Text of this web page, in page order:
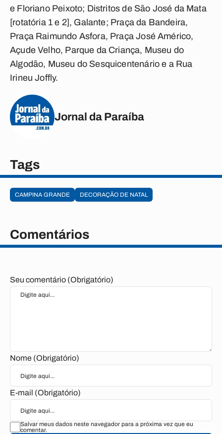
e Floriano Peixoto; Distritos de São José da Mata
[rotatória 1 e 2], Galante; Praça da Bandeira,
Praça Raimundo Asfora, Praça José Américo,
Açude Velho, Parque da Criança, Museu do
Algodão, Museu do Sesquicentenário e a Rua
Irineu Joffly.
Jornal da Paraíba
Tags
CAMPINA GRANDE DECORAÇÃO DE NATAL
Comentários
Seu comentário (Obrigatório)
Nome (Obrigatório)
E-mail (Obrigatório)
Salvar meus dados neste navegador para a próxima vez que eu
comentar.